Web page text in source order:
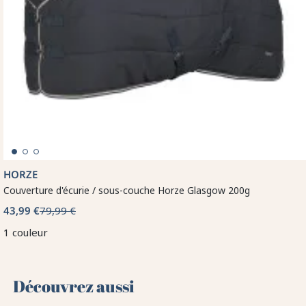
HORZE
Couverture d'écurie / sous-couche Horze Glasgow 200g
43,99 €79,99 €
1 couleur
Découvrez aussi 🌻